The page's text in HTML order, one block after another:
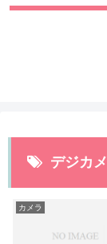
デジカメ
カメラ